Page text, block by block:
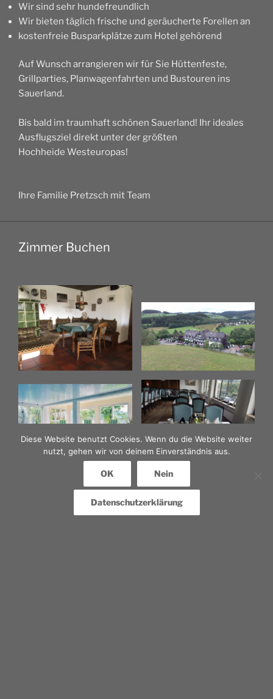
Wir sind sehr hundefreundlich
Wir bieten täglich frische und geräucherte Forellen an
kostenfreie Busparkplätze zum Hotel gehörend
Auf Wunsch arrangieren wir für Sie Hüttenfeste,
Grillparties, Planwagenfahrten und Bustouren ins
Sauerland.
Bis bald im traumhaft schönen Sauerland! Ihr ideales
Ausflugsziel direkt unter der größten
Hochheide Westeuropas!
Ihre Familie Pretzsch mit Team
Zimmer Buchen
Diese Website benutzt Cookies. Wenn du die Website weiter
nutzt, gehen wir von deinem Einverständnis aus.
OK Nein
Datenschutzerklärung